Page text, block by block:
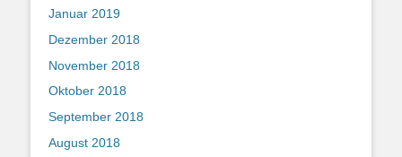
Januar 2019
Dezember 2018
November 2018
Oktober 2018
September 2018
August 2018